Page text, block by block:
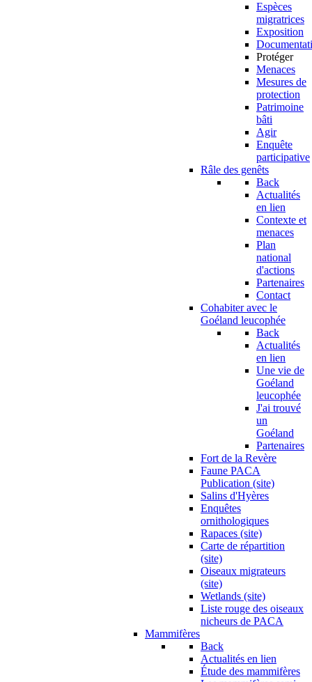
Espèces
migratrices
Exposition
Protéger
Menaces
Mesures de
protection
Patrimoine
bâti
Agir
Enquête
participative
Râle des genêts
Back
Actualités
en lien
Contexte et
menaces
Plan
national
d'actions
Partenaires
Contact
Cohabiter avec le
Goéland leucophée
Back
Actualités
en lien
Une vie de
Goéland
leucophée
J'ai trouvé
un
Goéland
Partenaires
Fort de la Revère
Faune PACA
Publication (site)
Salins d'Hyères
Enquêtes
ornithologiques
Rapaces (site)
Carte de répartition
(site)
Oiseaux migrateurs
(site)
Wetlands (site)
Liste rouge des oiseaux
nicheurs de PACA
Mammifères
Back
Actualités en lien
Étude des mammifères